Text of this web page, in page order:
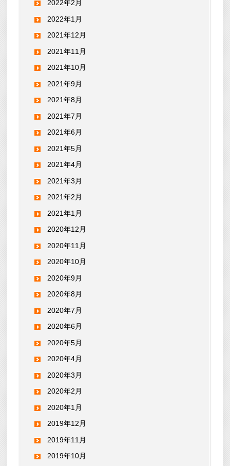
2022年2月
2022年1月
2021年12月
2021年11月
2021年10月
2021年9月
2021年8月
2021年7月
2021年6月
2021年5月
2021年4月
2021年3月
2021年2月
2021年1月
2020年12月
2020年11月
2020年10月
2020年9月
2020年8月
2020年7月
2020年6月
2020年5月
2020年4月
2020年3月
2020年2月
2020年1月
2019年12月
2019年11月
2019年10月